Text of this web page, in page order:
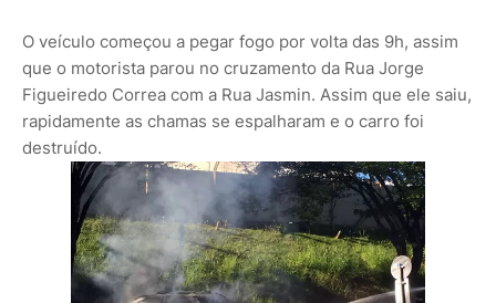
O veículo começou a pegar fogo por volta das 9h, assim
que o motorista parou no cruzamento da Rua Jorge
Figueiredo Correa com a Rua Jasmin. Assim que ele saiu,
rapidamente as chamas se espalharam e o carro foi
destruído.